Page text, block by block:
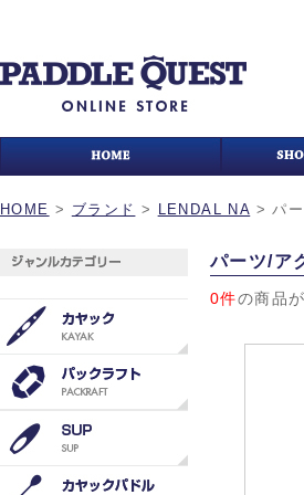
HOME > ブランド > LENDAL NA >パ
パーツ/ア
0件の商品